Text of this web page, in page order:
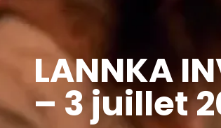
LANNKA
– 3 juillet